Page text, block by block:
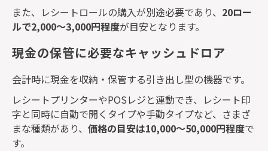
また、レシートロールの購入が別途必要であり、 20ロー
ルで2,000〜3,000円程度が目安となります。
現金の保管に必要なキャッシュドロア
会計時に現金を収納・保管する引き出し型の機器です。
レシートプリンターやPOSレジと連動でき、レシート印
字と同時に自動で開くタイプや手動タイプなど、さまざ
まな種類があり、 価格の目安は10,000〜50,000円程度で
す。